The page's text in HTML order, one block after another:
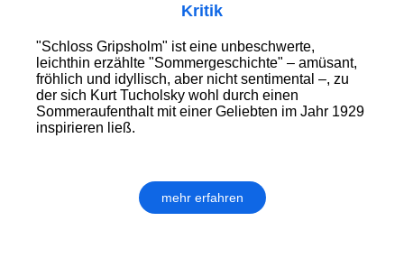
Kritik
"Schloss Gripsholm" ist eine unbeschwerte,
leichthin erzählte "Sommergeschichte" – amüsant,
fröhlich und idyllisch, aber nicht sentimental –, zu
der sich Kurt Tucholsky wohl durch einen
Sommeraufenthalt mit einer Geliebten im Jahr 1929
inspirieren ließ.
mehr erfahren